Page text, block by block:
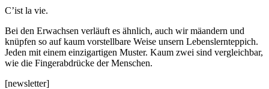
C’ist la vie.
Bei den Erwachsen verläuft es ähnlich, auch wir mäandern und
knüpfen so auf kaum vorstellbare Weise unsern Lebenslernteppich.
Jeden mit einem einzigartigen Muster. Kaum zwei sind vergleichbar,
wie die Fingerabdrücke der Menschen.
[newsletter]